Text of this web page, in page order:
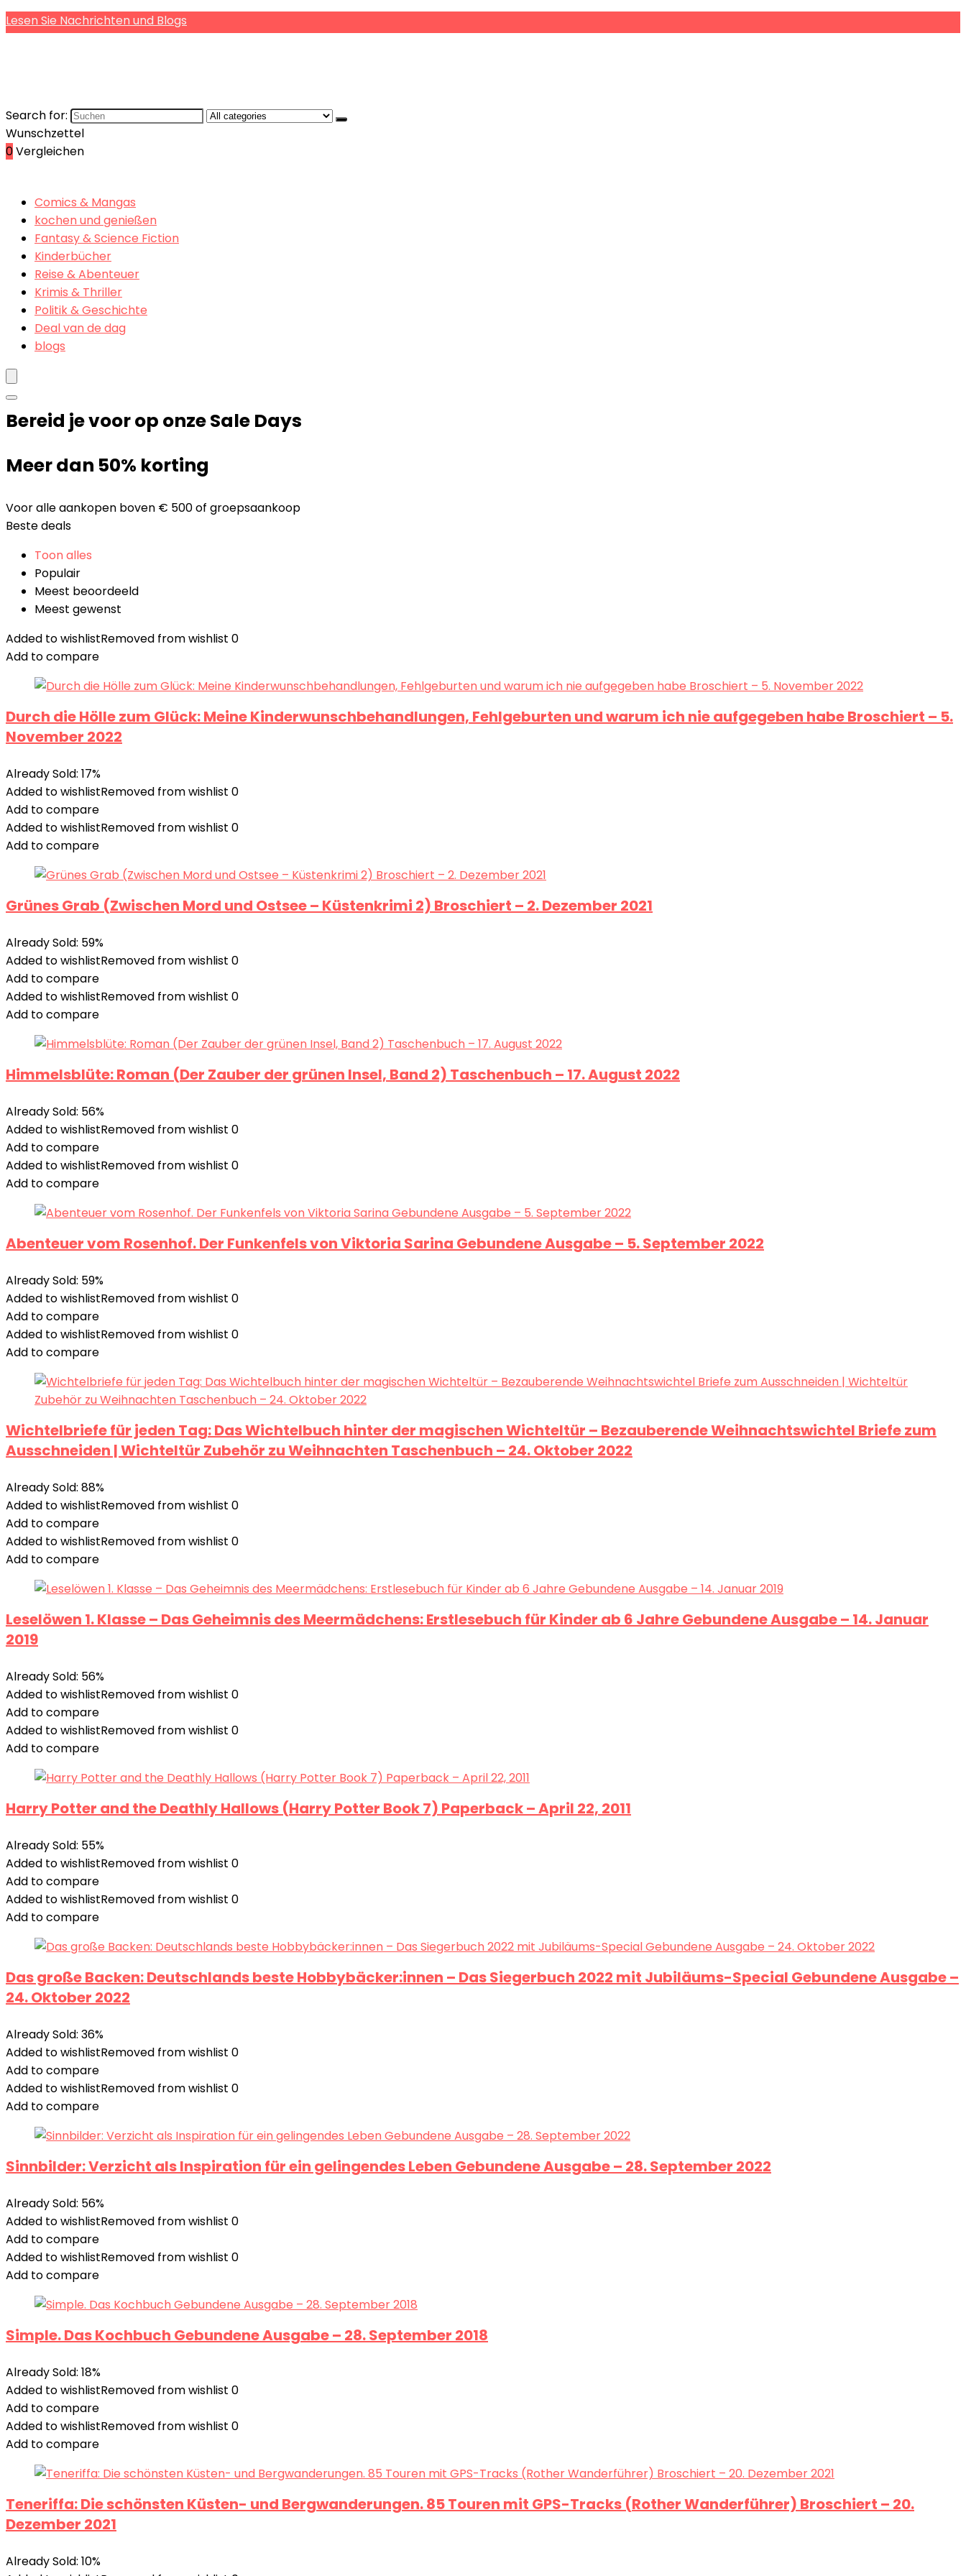
Lesen Sie Nachrichten und Blogs
Search for:
Wunschzettel
0Vergleichen
Comics & Mangas
kochen und genießen
Fantasy & Science Fiction
Kinderbücher
Reise & Abenteuer
Krimis & Thriller
Politik & Geschichte
Deal van de dag
blogs
Bereid je voor op onze Sale Days
Meer dan 50% korting
Voor alle aankopen boven € 500 of groepsaankoop
Beste deals
Toon alles
Populair
Meest beoordeeld
Meest gewenst
Added to wishlistRemoved from wishlist 0
Add to compare
Durch die Hölle zum Glück: Meine Kinderwunschbehandlungen, Fehlgeburten und warum ich nie aufgegeben habe Broschiert – 5.
November 2022
Already Sold: 17%
Added to wishlistRemoved from wishlist 0
Add to compare
Added to wishlistRemoved from wishlist 0
Add to compare
Grünes Grab (Zwischen Mord und Ostsee – Küstenkrimi 2) Broschiert – 2. Dezember 2021
Already Sold: 59%
Added to wishlistRemoved from wishlist 0
Add to compare
Added to wishlistRemoved from wishlist 0
Add to compare
Himmelsblüte: Roman (Der Zauber der grünen Insel, Band 2) Taschenbuch – 17. August 2022
Already Sold: 56%
Added to wishlistRemoved from wishlist 0
Add to compare
Added to wishlistRemoved from wishlist 0
Add to compare
Abenteuer vom Rosenhof. Der Funkenfels von Viktoria Sarina Gebundene Ausgabe – 5. September 2022
Already Sold: 59%
Added to wishlistRemoved from wishlist 0
Add to compare
Added to wishlistRemoved from wishlist 0
Add to compare
Wichtelbriefe für jeden Tag: Das Wichtelbuch hinter der magischen Wichteltür – Bezauberende Weihnachtswichtel Briefe zum
Ausschneiden | Wichteltür Zubehör zu Weihnachten Taschenbuch – 24. Oktober 2022
Already Sold: 88%
Added to wishlistRemoved from wishlist 0
Add to compare
Added to wishlistRemoved from wishlist 0
Add to compare
Leselöwen 1. Klasse – Das Geheimnis des Meermädchens: Erstlesebuch für Kinder ab 6 Jahre Gebundene Ausgabe – 14. Januar
2019
Already Sold: 56%
Added to wishlistRemoved from wishlist 0
Add to compare
Added to wishlistRemoved from wishlist 0
Add to compare
Harry Potter and the Deathly Hallows (Harry Potter Book 7) Paperback – April 22, 2011
Already Sold: 55%
Added to wishlistRemoved from wishlist 0
Add to compare
Added to wishlistRemoved from wishlist 0
Add to compare
Das große Backen: Deutschlands beste Hobbybäcker:innen – Das Siegerbuch 2022 mit Jubiläums-Special Gebundene Ausgabe –
24. Oktober 2022
Already Sold: 36%
Added to wishlistRemoved from wishlist 0
Add to compare
Added to wishlistRemoved from wishlist 0
Add to compare
Sinnbilder: Verzicht als Inspiration für ein gelingendes Leben Gebundene Ausgabe – 28. September 2022
Already Sold: 56%
Added to wishlistRemoved from wishlist 0
Add to compare
Added to wishlistRemoved from wishlist 0
Add to compare
Simple. Das Kochbuch Gebundene Ausgabe – 28. September 2018
Already Sold: 18%
Added to wishlistRemoved from wishlist 0
Add to compare
Added to wishlistRemoved from wishlist 0
Add to compare
Teneriffa: Die schönsten Küsten- und Bergwanderungen. 85 Touren mit GPS-Tracks (Rother Wanderführer) Broschiert – 20.
Dezember 2021
Already Sold: 10%